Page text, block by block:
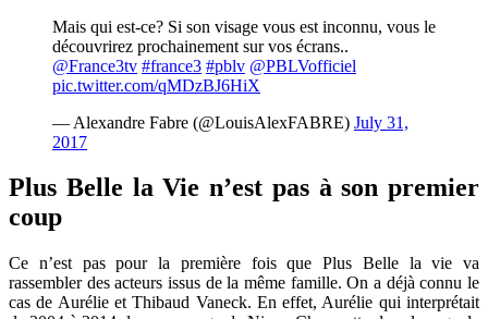
Mais qui est-ce? Si son visage vous est inconnu, vous le
découvrirez prochainement sur vos écrans..
@France3tv #france3 #pblv @PBLVofficiel
pic.twitter.com/qMDzBJ6HiX
— Alexandre Fabre (@LouisAlexFABRE) July 31,
2017
Plus Belle la Vie n’est pas à son premier
coup
Ce n’est pas pour la première fois que Plus Belle la vie va
rassembler des acteurs issus de la même famille. On a déjà connu le
cas de Aurélie et Thibaud Vaneck. En effet, Aurélie qui interprétait